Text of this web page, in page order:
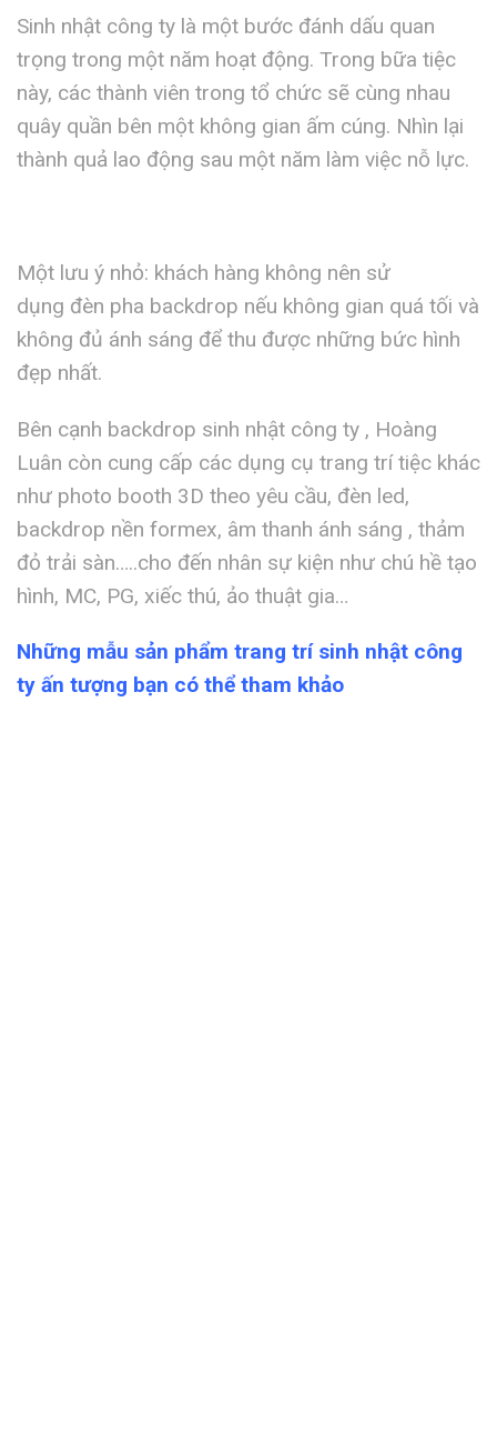
Sinh nhật công ty là một bước đánh dấu quan
trọng trong một năm hoạt động. Trong bữa tiệc
này, các thành viên trong tổ chức sẽ cùng nhau
quây quần bên một không gian ấm cúng. Nhìn lại
thành quả lao động sau một năm làm việc nỗ lực.
Một lưu ý nhỏ: khách hàng không nên sử
dụng đèn pha backdrop nếu không gian quá tối và
không đủ ánh sáng để thu được những bức hình
đẹp nhất.
Bên cạnh backdrop sinh nhật công ty , Hoàng
Luân còn cung cấp các dụng cụ trang trí tiệc khác
như photo booth 3D theo yêu cầu, đèn led,
backdrop nền formex, âm thanh ánh sáng , thảm
đỏ trải sàn…..cho đến nhân sự kiện như chú hề tạo
hình, MC, PG, xiếc thú, ảo thuật gia…
Những mẫu sản phẩm trang trí sinh nhật công
ty ấn tượng bạn có thể tham khảo